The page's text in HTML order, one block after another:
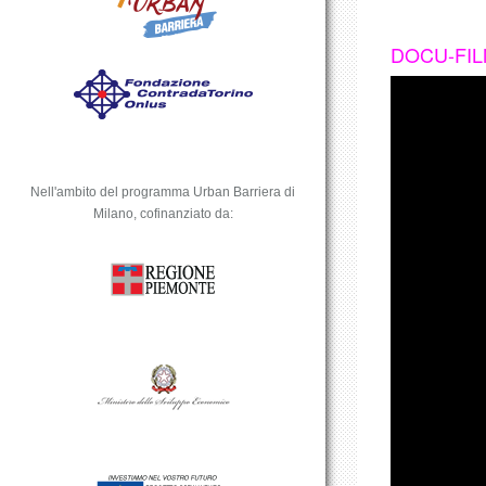
Nell'ambito del programma Urban Barriera di
Milano, cofinanziato da:
DOCU-